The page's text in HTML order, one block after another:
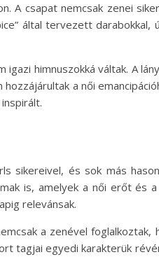
A csapat nemcsak zenei
által tervezett darabokkal,
igazi himnuszokká váltak. A
a női
sikereivel, és sok más
is, amelyek a női erőt és
relevánsak.
a zenével foglalkoztak,
tagjai egyedi karakterük